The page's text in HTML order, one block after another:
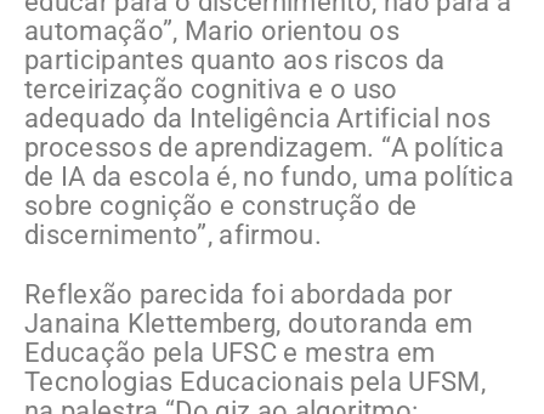
automação”, Mario orientou os
participantes quanto aos riscos da
terceirização cognitiva e o uso
adequado da Inteligência Artificial nos
processos de aprendizagem. “A política
de IA da escola é, no fundo, uma política
sobre cognição e construção de
discernimento”, afirmou.
Reflexão parecida foi abordada por
Janaina Klettemberg, doutoranda em
Educação pela UFSC e mestra em
Tecnologias Educacionais pela UFSM,